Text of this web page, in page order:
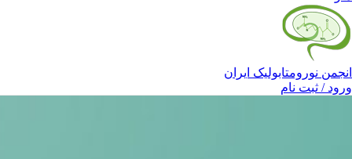
انجمن نورومتابولیک ایران
ورود / ثبت نام